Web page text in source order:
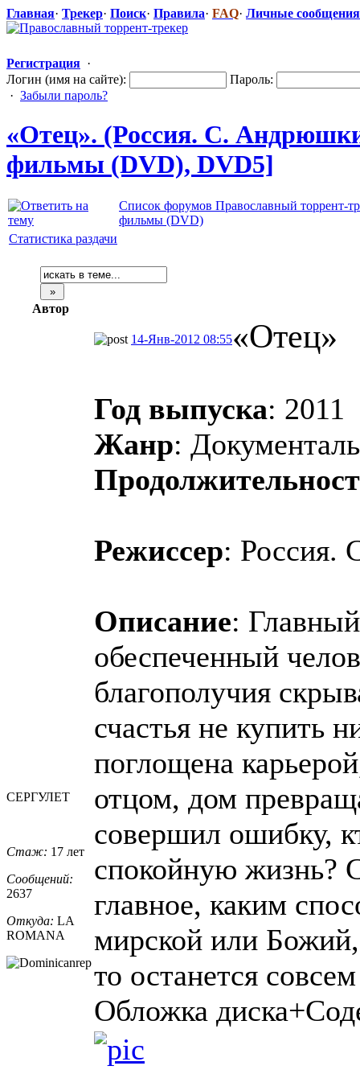
Главная· Трекер· Поиск· Правила· FAQ· Личные сообщения
Регистрация ·
Логин (имя на сайте):
Пароль:
· Забыли пароль?
«Отец». (Россия. С.
фильмы (DVD), DVD5]
Список форумов Православный торрент-
фильмы (DVD)
Статистика раздачи
Автор
СЕРГУЛЕТ
Стаж: 17 лет
Сообщений:
2637
Откуда: LA
ROMANA
14-Янв-2012 08:55«Отец»
Год выпуска: 2011
Жанр:
Режиссер: Россия.
Описание:
обеспеченный
благополучия
счастья не купить
поглощена
отцом, дом
совершил ошибку,
спокойную жизнь?
главное, каким
мирской или
то останется
Обложка